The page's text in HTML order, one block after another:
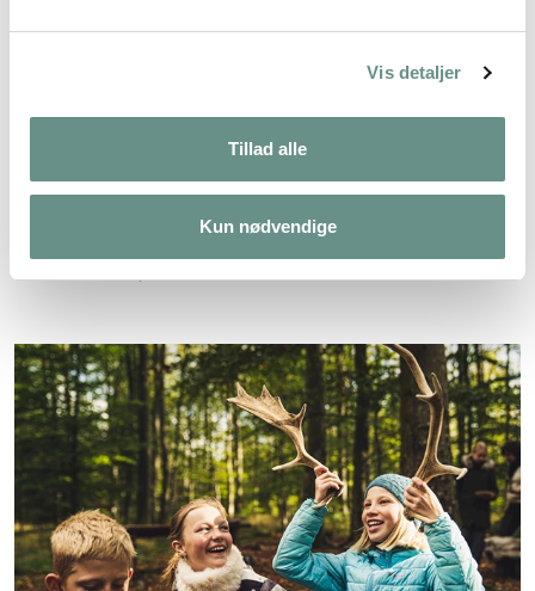
Vis detaljer
Tillad alle
Kun nødvendige
Planche: Ørred dissektion